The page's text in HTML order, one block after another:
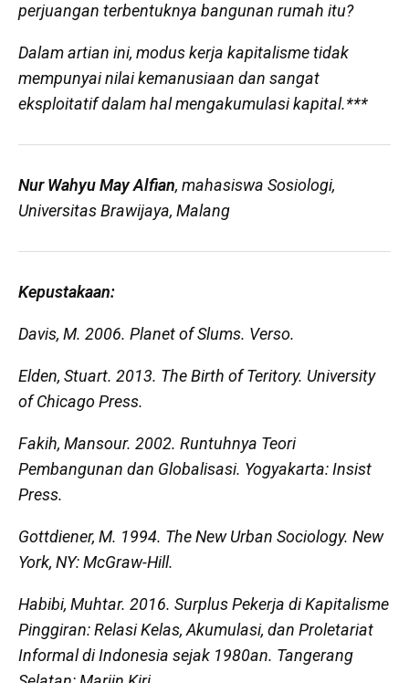
perjuangan terbentuknya bangunan rumah itu?
Dalam artian ini, modus kerja kapitalisme tidak
mempunyai nilai kemanusiaan dan sangat
eksploitatif dalam hal mengakumulasi kapital.***
Nur Wahyu May Alfian, mahasiswa Sosiologi,
Universitas Brawijaya, Malang
Kepustakaan:
Davis, M. 2006. Planet of Slums. Verso.
Elden, Stuart. 2013. The Birth of Teritory. University
of Chicago Press.
Fakih, Mansour. 2002. Runtuhnya Teori
Pembangunan dan Globalisasi. Yogyakarta: Insist
Press.
Gottdiener, M. 1994. The New Urban Sociology. New
York, NY: McGraw-Hill.
Habibi, Muhtar. 2016. Surplus Pekerja di Kapitalisme
Pinggiran: Relasi Kelas, Akumulasi, dan Proletariat
Informal di Indonesia sejak 1980an. Tangerang